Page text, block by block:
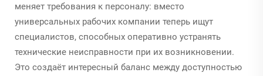
меняет требования к персоналу: вместо
универсальных рабочих компании теперь ищут
специалистов, способных оперативно устранять
технические неисправности при их возникновении.
Это создаёт интересный баланс между доступностью